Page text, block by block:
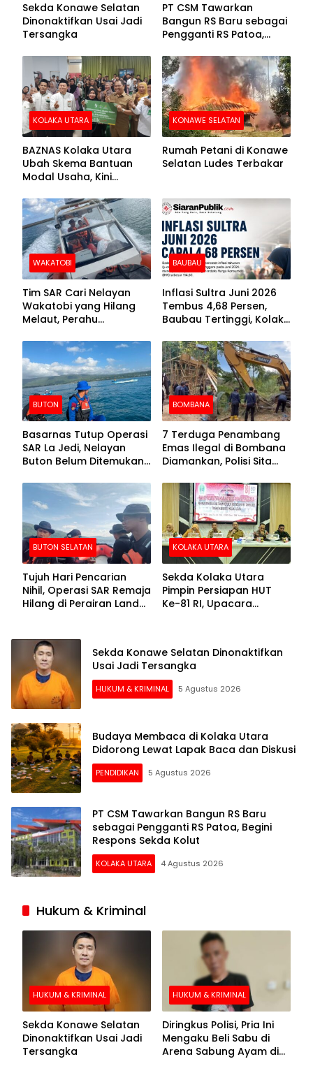
Sekda Konawe Selatan
Dinonaktifkan Usai Jadi
Tersangka
PT CSM Tawarkan
Bangun RS Baru sebagai
Pengganti RS Patoa,
Kolut
KOLAKA UTARA
BAZNAS Kolaka Utara
Ubah Skema Bantuan
Modal Usaha, Kini
Barang Senilai Rp419,5
Juta
KONAWE SELATAN
Rumah Petani di Konawe
Selatan Ludes Terbakar
WAKATOBI
Tim SAR Cari Nelayan
Wakatobi yang Hilang
Melaut, Perahu
Kemasukan Air
BAUBAU
Inflasi Sultra Juni 2026
Tembus 4,68 Persen,
Baubau Tertinggi, Kolaka
BUTON
Basarnas Tutup Operasi
SAR La Jedi, Nelayan
Buton Belum Ditemukan
BOMBANA
7 Terduga Penambang
Emas Ilegal di Bombana
Diamankan, Polisi Sita
Crusher
BUTON SELATAN
Tujuh Hari Pencarian
Nihil, Operasi SAR Remaja
Hilang di Perairan Lande
KOLAKA UTARA
Sekda Kolaka Utara
Pimpin Persiapan HUT
Ke-81 RI, Upacara
Sekda Konawe Selatan Dinonaktifkan
Usai Jadi Tersangka
HUKUM & KRIMINAL 5 Agustus 2026
Budaya Membaca di Kolaka Utara
Didorong Lewat Lapak Baca dan Diskusi
PENDIDIKAN 5 Agustus 2026
PT CSM Tawarkan Bangun RS Baru
sebagai Pengganti RS Patoa, Begini
Respons Sekda Kolut
KOLAKA UTARA 4 Agustus 2026
Hukum & Kriminal
HUKUM & KRIMINAL
Sekda Konawe Selatan
Dinonaktifkan Usai Jadi
Tersangka
HUKUM & KRIMINAL
Diringkus Polisi, Pria Ini
Mengaku Beli Sabu di
Arena Sabung Ayam di